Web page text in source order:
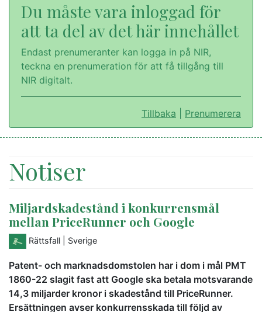
Du måste vara inloggad för
att ta del av det här innehållet
Endast prenumeranter kan logga in på NIR,
teckna en prenumeration för att få tillgång till
NIR digitalt.
Tillbaka Prenumerera
Notiser
Miljardskadestånd i konkurrensmål
mellan PriceRunner och Google
Rättsfall | Sverige
Patent- och marknadsdomstolen har i dom i mål PMT
1860-22 slagit fast att Google ska betala motsvarande
14,3 miljarder kronor i skadestånd till PriceRunner.
Ersättningen avser konkurrensskada till följd av